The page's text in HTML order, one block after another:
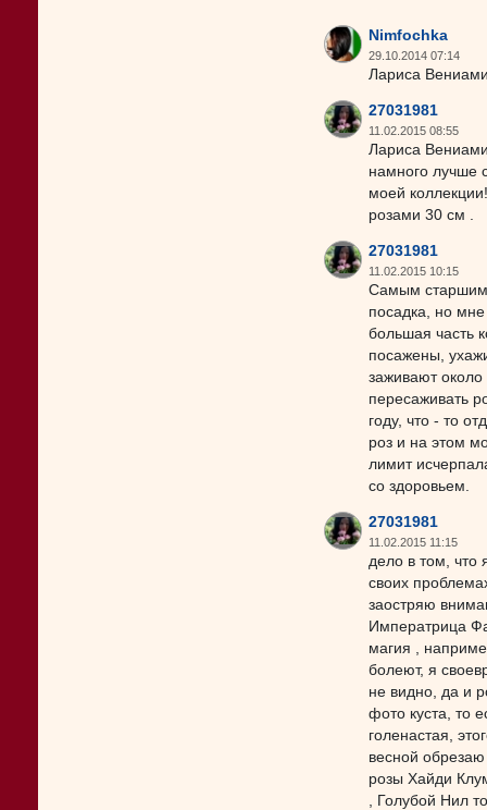
Nimfochka
29.10.2014 07:14
Лариса
27031981
11.02.2015 08:55
Лариса
намного лучше
моей
розами 30 см .
27031981
11.02.2015 10:15
Самым старшим
посадка, но
большая часть
посажены,
заживают
пересаживать
году, что - то
роз и на этом
лимит
со здоровьем.
27031981
11.02.2015 11:15
дело в том, что
своих
заостряю
Императрица
магия ,
болеют, я
не видно, да и
фото куста, то
голенастая,
весной
розы Хайди
, Голубой Нил